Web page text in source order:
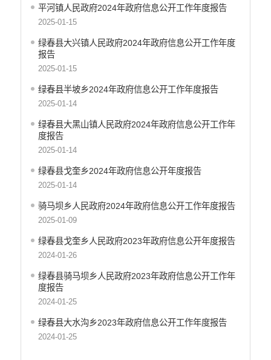
平河镇人民政府2024年政府信息公开工作年度报告
2025-01-15
绿春县大兴镇人民政府2024年政府信息公开工作年度
报告
2025-01-15
绿春县半坡乡2024年政府信息公开工作年度报告
2025-01-14
绿春县大黑山镇人民政府2024年政府信息公开工作年
度报告
2025-01-14
绿春县戈奎乡2024年政府信息公开年度报告
2025-01-14
骑马坝乡人民政府2024年政府信息公开工作年度报告
2025-01-09
绿春县戈奎乡人民政府2023年政府信息公开年度报告
2024-01-26
绿春县骑马坝乡人民政府2023年政府信息公开工作年
度报告
2024-01-25
绿春县大水沟乡2023年政府信息公开工作年度报告
2024-01-25